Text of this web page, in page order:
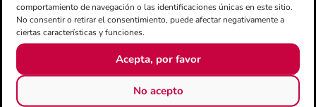
comportamiento de navegación o las identificaciones únicas en este sitio.
No consentir o retirar el consentimiento, puede afectar negativamente a
ciertas características y funciones.
Acepta, por favor
No acepto